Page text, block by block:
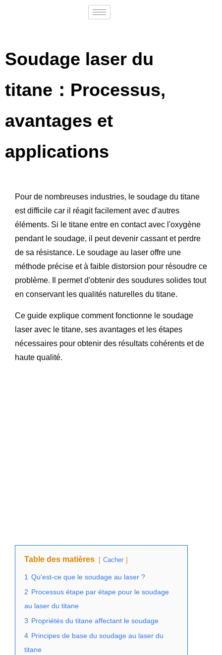
Soudage laser du
titane：Processus,
avantages et
applications
Pour de nombreuses industries, le soudage du titane
est difficile car il réagit facilement avec d'autres
éléments. Si le titane entre en contact avec l'oxygène
pendant le soudage, il peut devenir cassant et perdre
de sa résistance. Le soudage au laser offre une
méthode précise et à faible distorsion pour résoudre ce
problème. Il permet d'obtenir des soudures solides tout
en conservant les qualités naturelles du titane.
Ce guide explique comment fonctionne le soudage
laser avec le titane, ses avantages et les étapes
nécessaires pour obtenir des résultats cohérents et de
haute qualité.
Table des matières Cacher
1 Qu'est-ce que le soudage au laser ?
2 Processus étape par étape pour le soudage
au laser du titane
3 Propriétés du titane affectant le soudage
4 Principes de base du soudage au laser du
titane